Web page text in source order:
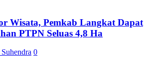
Wisata, Pemkab Langkat Dapat
PTPN Seluas 4,8 Ha
0